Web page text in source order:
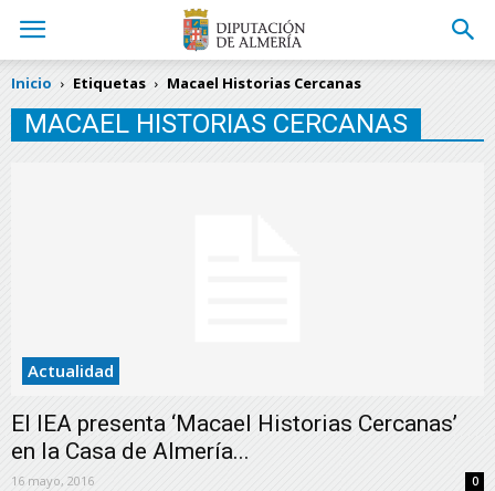
Inicio Etiquetas Macael Historias Cercanas
MACAEL HISTORIAS CERCANAS
Actualidad
El IEA presenta ‘Macael Historias Cercanas’
en la Casa de Almería...
16 mayo, 2016 0